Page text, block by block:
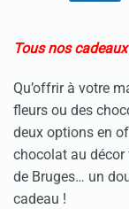
Tous nos
Qu’offrir à votre
fleurs ou des
deux options en
chocolat au
de Bruges… un
cadeau !